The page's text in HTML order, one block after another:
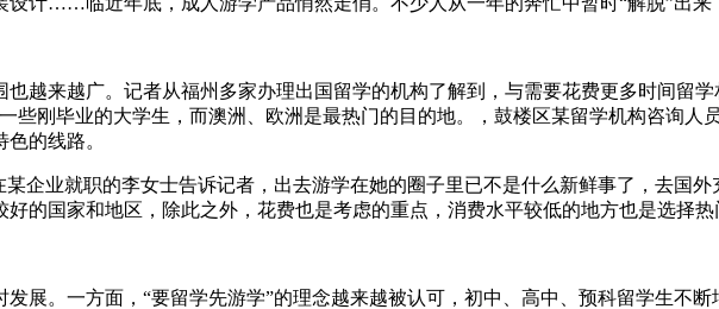
来越广。记者从福州多家办理出国留学的机构了解到，与需要花费更多时间留学
些刚毕业的大学生，而澳洲、欧洲是最热门的目的地。，鼓楼区某留学机构咨询人
的线路。
业就职的李女士告诉记者，出去游学在她的圈子里已不是什么新鲜事了，去国外
的国家和地区，除此之外，花费也是考虑的重点，消费水平较低的地方也是选择热
。一方面，“要留学先游学”的理念越来越被认可，初中、高中、预科留学生不断